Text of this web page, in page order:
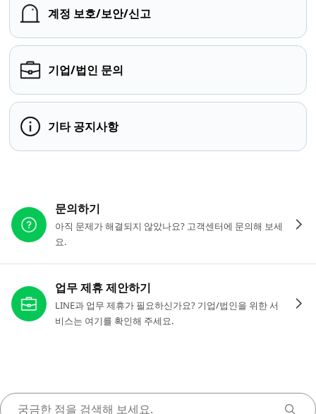
계정 보호/보안/신고
기업/법인 문의
기타 공지사항
문의하기
아직 문제가 해결되지 않았나요? 고객센터에 문의해 보세
요.
업무 제휴 제안하기
LINE과 업무 제휴가 필요하신가요? 기업/법인을 위한 서
비스는 여기를 확인해 주세요.